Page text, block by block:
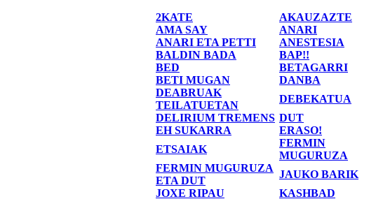
2KATE
AKAUZAZTE
AMA SAY
ANARI
ANARI ETA PETTI
ANESTESIA
BALDIN BADA
BAP!!
BED
BETAGARRI
BETI MUGAN
DANBA
DEABRUAK
TEILATUETAN
DEBEKATUA
DELIRIUM TREMENS DUT
EH SUKARRA
ERASO!
ETSAIAK
FERMIN
MUGURUZA
FERMIN MUGURUZA
ETA DUT
JAUKO BARIK
JOXE RIPAU
KASHBAD